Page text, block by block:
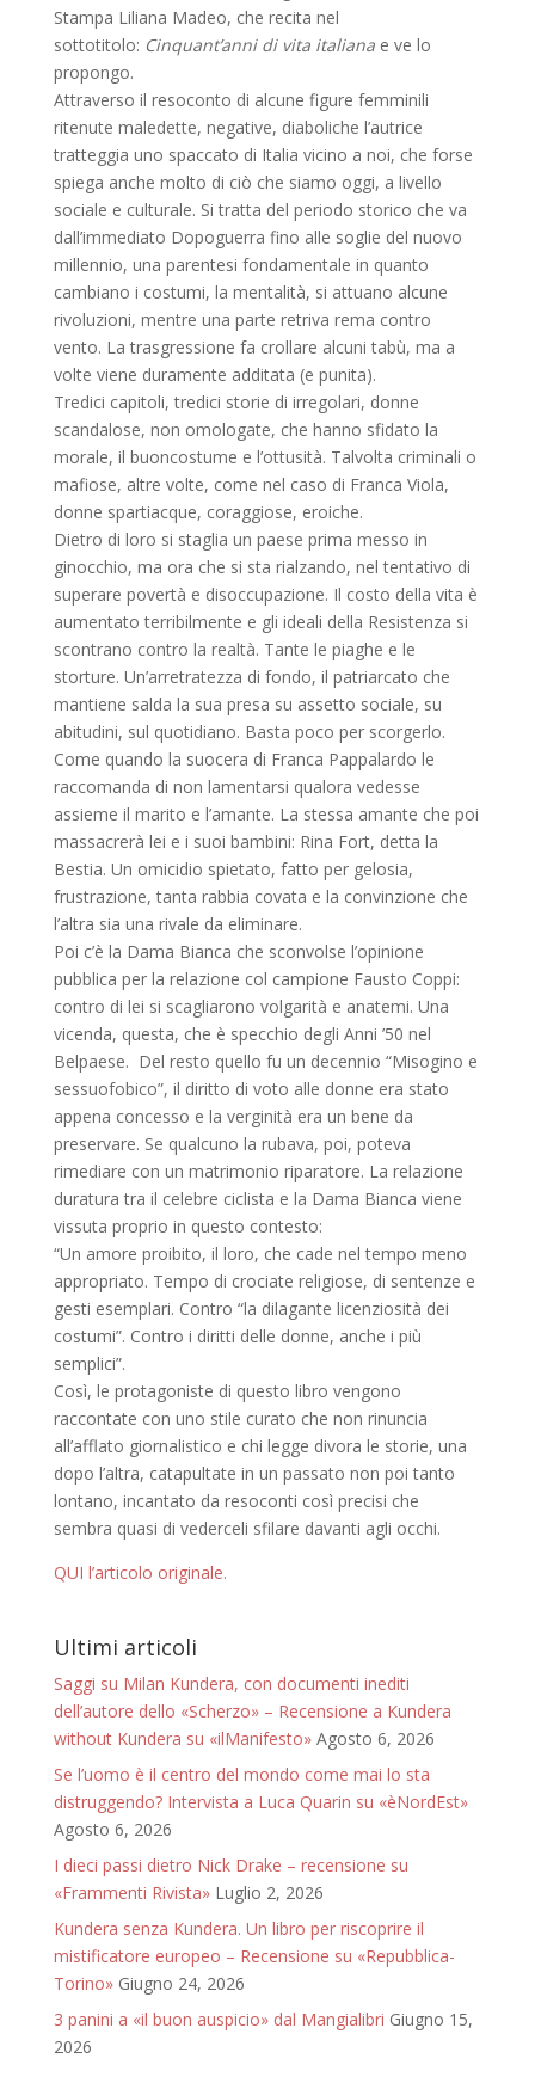
Stampa Liliana Madeo, che recita nel
sottotitolo: Cinquant’anni di vita italianae ve lo
propongo.
Attraverso il resoconto di alcune figure femminili
ritenute maledette, negative, diaboliche l’autrice
tratteggia uno spaccato di Italia vicino a noi, che forse
spiega anche molto di ciò che siamo oggi, a livello
sociale e culturale. Si tratta del periodo storico che va
dall’immediato Dopoguerra fino alle soglie del nuovo
millennio, una parentesi fondamentale in quanto
cambiano i costumi, la mentalità, si attuano alcune
rivoluzioni, mentre una parte retriva rema contro
vento. La trasgressione fa crollare alcuni tabù, ma a
volte viene duramente additata (e punita).
Tredici capitoli, tredici storie di irregolari, donne
scandalose, non omologate, che hanno sfidato la
morale, il buoncostume e l’ottusità. Talvolta criminali o
mafiose, altre volte, come nel caso di Franca Viola,
donne spartiacque, coraggiose, eroiche.
Dietro di loro si staglia un paese prima messo in
ginocchio, ma ora che si sta rialzando, nel tentativo di
superare povertà e disoccupazione. Il costo della vita è
aumentato terribilmente e gli ideali della Resistenza si
scontrano contro la realtà. Tante le piaghe e le
storture. Un’arretratezza di fondo, il patriarcato che
mantiene salda la sua presa su assetto sociale, su
abitudini, sul quotidiano. Basta poco per scorgerlo.
Come quando la suocera di Franca Pappalardo le
raccomanda di non lamentarsi qualora vedesse
assieme il marito e l’amante. La stessa amante che poi
massacrerà lei e i suoi bambini: Rina Fort, detta la
Bestia. Un omicidio spietato, fatto per gelosia,
frustrazione, tanta rabbia covata e la convinzione che
l’altra sia una rivale da eliminare.
Poi c’è la Dama Bianca che sconvolse l’opinione
pubblica per la relazione col campione Fausto Coppi:
contro di lei si scagliarono volgarità e anatemi. Una
vicenda, questa, che è specchio degli Anni ’50 nel
Belpaese. Del resto quello fu un decennio “Misogino e
sessuofobico”, il diritto di voto alle donne era stato
appena concesso e la verginità era un bene da
preservare. Se qualcuno la rubava, poi, poteva
rimediare con un matrimonio riparatore. La relazione
duratura tra il celebre ciclista e la Dama Bianca viene
vissuta proprio in questo contesto:
“Un amore proibito, il loro, che cade nel tempo meno
appropriato. Tempo di crociate religiose, di sentenze e
gesti esemplari. Contro “la dilagante licenziosità dei
costumi”. Contro i diritti delle donne, anche i più
semplici”.
Così, le protagoniste di questo libro vengono
raccontate con uno stile curato che non rinuncia
all’afflato giornalistico e chi legge divora le storie, una
dopo l’altra, catapultate in un passato non poi tanto
lontano, incantato da resoconti così precisi che
sembra quasi di vederceli sfilare davanti agli occhi.
QUI l’articolo originale.
Ultimi articoli
Saggi su Milan Kundera, con documenti inediti
dell’autore dello «Scherzo» – Recensione a Kundera
without Kundera su «ilManifesto» Agosto 6, 2026
Se l’uomo è il centro del mondo come mai lo sta
distruggendo? Intervista a Luca Quarin su «èNordEst»
Agosto 6, 2026
I dieci passi dietro Nick Drake – recensione su
«Frammenti Rivista» Luglio 2, 2026
Kundera senza Kundera. Un libro per riscoprire il
mistificatore europeo – Recensione su «Repubblica-
Torino» Giugno 24, 2026
3 panini a «il buon auspicio» dal Mangialibri Giugno 15,
2026